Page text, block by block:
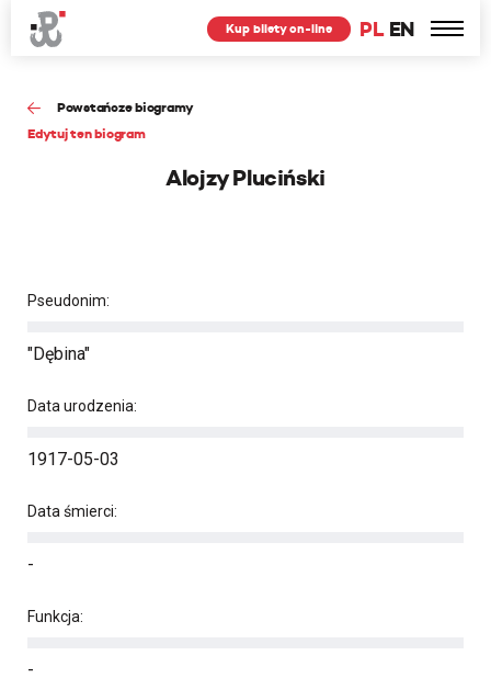
PL EN
Kup bilety on-line
Powstańcze biogramy
Edytuj ten biogram
Alojzy Pluciński
Pseudonim:
"Dębina"
Data urodzenia:
1917-05-03
Data śmierci:
-
Funkcja:
-